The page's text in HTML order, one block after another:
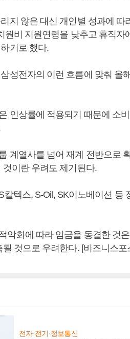
지 않은 대신 개인별 성과에 따
원비 지원연령을 낮추고 휴직자
기로 했다.
성전자의 이런 흐름에 맞춰 올
인상률에 적용되기 때문에 소
계열사를 넘어 재계 전반으로
이란 우려도 제기된다.
텍스, S-Oil, SK이노베이션 등
악화에 따라 임금을 동결한 것
것으로 우려한다. [비즈니스포
전자·전기·정보통신